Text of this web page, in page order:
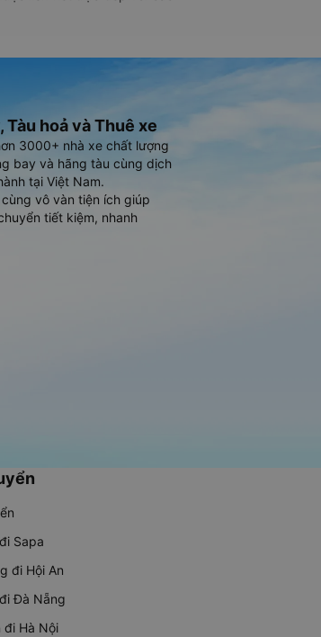
hoả và Thuê xe
3000+ nhà xe chất lượng
bay và hãng tàu cùng dịch
tại Việt Nam.
vô vàn tiện ích giúp
tiết kiệm, nhanh
Sapa
đi Hội An
Đà Nẵng
đi Hà Nội